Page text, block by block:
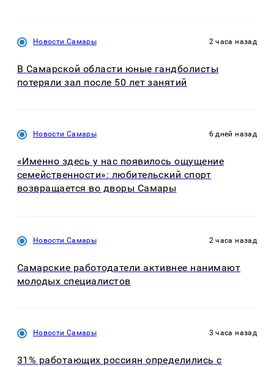
Новости Самары 2 часа назад
В Самарской области юные гандболисты
потеряли зал после 50 лет занятий
Новости Самары 6 дней назад
«Именно здесь у нас появилось ощущение
семейственности»: любительский спорт
возвращается во дворы Самары
Новости Самары 2 часа назад
Самарские работодатели активнее нанимают
молодых специалистов
Новости Самары 3 часа назад
31% работающих россиян определились с